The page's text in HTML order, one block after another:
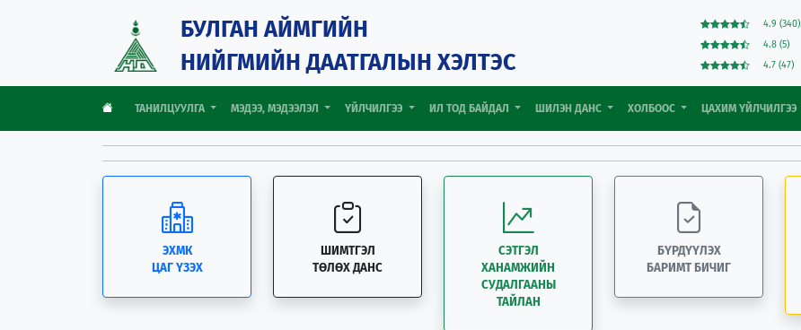
БУЛГАН АЙМГИЙН
НИЙГМИЙН ДААТГАЛЫН ХЭЛТЭС
4.9 (340)
4.8 (5)
4.7 (47)
ТАНИЛЦУУЛГА МЭДЭЭ, МЭДЭЭЛЭЛ ҮЙЛЧИЛГЭЭ ИЛ ТОД БАЙДАЛ ШИЛЭН ДАНС ХОЛБООС ЦАХИМ ҮЙЛЧИЛГЭЭ
ЭХМК
ЦАГ ҮЗЭХ
ШИМТГЭЛ
ТӨЛӨХ ДАНС
СЭТГЭЛ
ХАНАМЖИЙН
СУДАЛГААНЫ
ТАЙЛАН
БҮРДҮҮЛЭХ
БАРИМТ БИЧИГ